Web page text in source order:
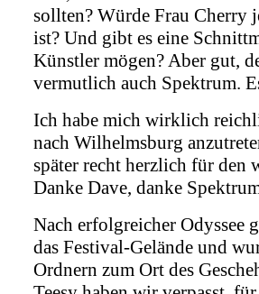
sollten? Würde Frau Cherry
ist? Und gibt es eine
Künstler mögen? Aber gut,
vermutlich auch Spektrum.
Ich habe mich wirklich
nach Wilhelmsburg
später recht herzlich für den
Danke Dave, danke
Nach erfolgreicher Odyssee
das Festival-Gelände und
Ordnern zum Ort des